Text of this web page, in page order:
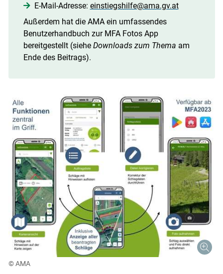
E-Mail-Adresse: einstiegshilfe@ama.gv.at
Außerdem hat die AMA ein umfassendes
Benutzerhandbuch zur MFA Fotos App
bereitgestellt (siehe Downloads zum Thema am
Ende des Beitrags).
© AMA